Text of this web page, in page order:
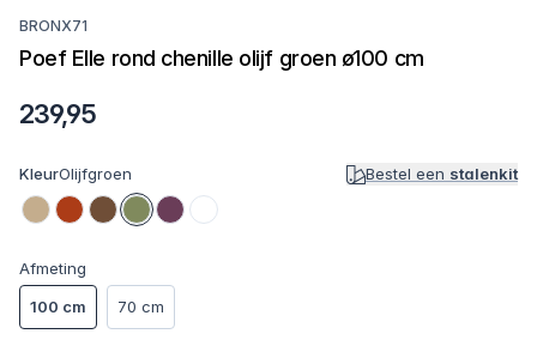
BRONX71
Poef Elle rond chenille olijf groen ø100 cm
239,95
KleurOlijfgroen Bestel een stalenkit
Afmeting
100 cm
70 cm